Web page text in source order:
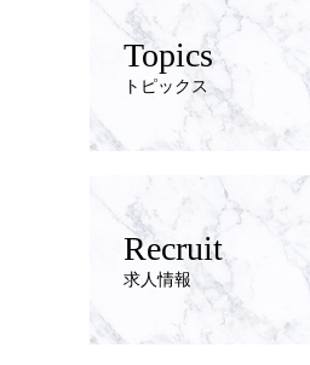
Topics
トピックス
Recruit
求人情報